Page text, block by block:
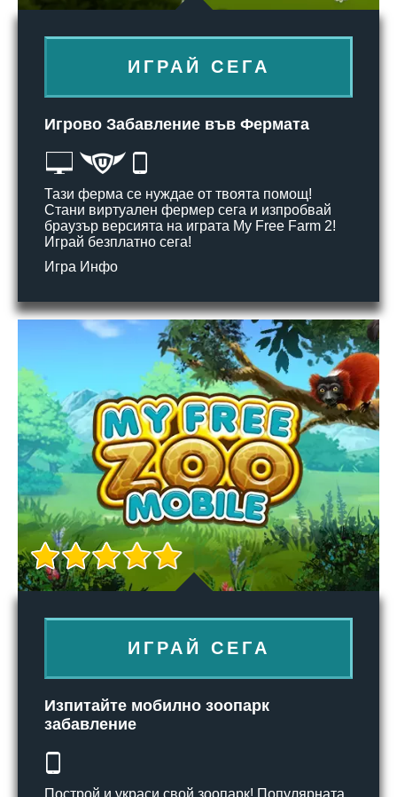
ИГРАЙ СЕГА
Игрово Забавление във Фермата
Тази ферма се нуждае от твоята помощ!
Стани виртуален фермер сега и изпробвай
браузър версията на играта My Free Farm 2!
Играй безплатно сега!
Игра Инфо
ИГРАЙ СЕГА
Изпитайте мобилно зоопарк
забавление
Построй и украси свой зоопарк! Популярната